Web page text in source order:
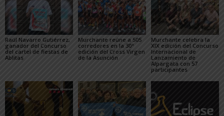
Raúl Navarro Gutiérrez,
ganador del Concurso
del cartel de fiestas de
Ablitas
Murchante reúne a 505
corredores en la 30ª
edición del Cross Virgen
de la Asunción
Murchante celebra la
XIX edición del Concurso
Internacional de
Lanzamiento de
Alpargata con 57
participantes